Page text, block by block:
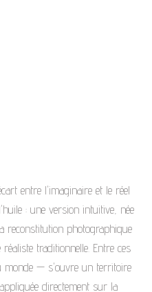
entre l'imaginaire et le réel
: une version intuitive, née
reconstitution photographique
traditionnelle. Entre ces
monde — s'ouvre un territoire
directement sur la